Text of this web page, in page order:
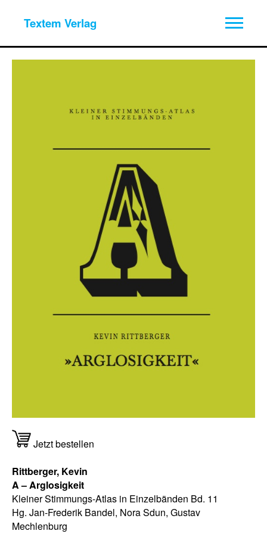
Textem Verlag
Jetzt bestellen
Rittberger, Kevin
A – Arglosigkeit
Kleiner Stimmungs-Atlas in Einzelbänden Bd. 11
Hg. Jan-Frederik Bandel, Nora Sdun, Gustav
Mechlenburg